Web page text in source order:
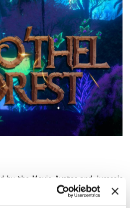
by the Movie Avatar and Jurassic
for my Adventure Ride called